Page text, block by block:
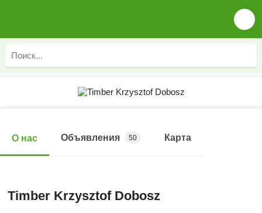
О нас Объявления 50 Карта
Timber Krzysztof Dobosz